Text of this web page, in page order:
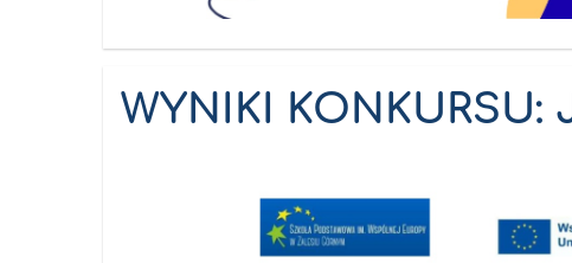
WYNIKI KONKURSU: